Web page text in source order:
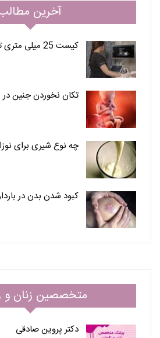
آخرین
کیست 25 میلی متری تخمدان قبل پریود
تکان نخوردن جنین در
چه نوع شیری برای
کبود شدن بدن در
متخصصین زنان و
دکتر پروین صادقی